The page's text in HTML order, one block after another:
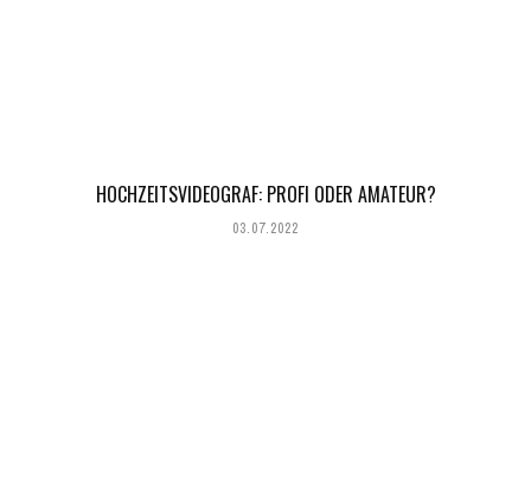
HOCHZEITSVIDEOGRAF: PROFI ODER AMATEUR?
03.07.2022